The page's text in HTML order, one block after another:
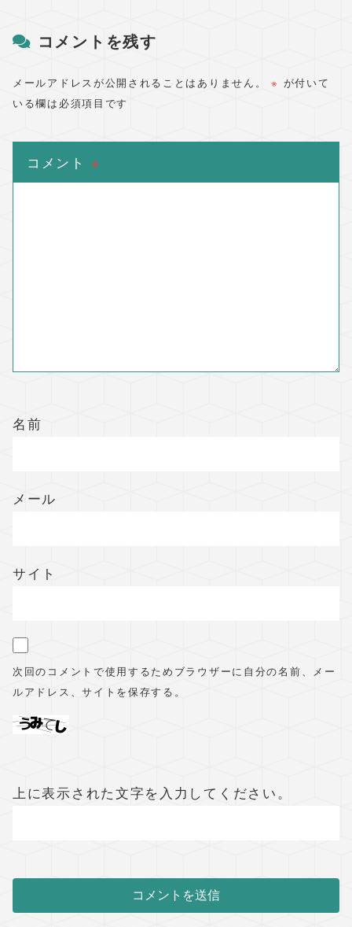
コメントを残す
メールアドレスが公開されることはありません。 ※ が付いて
いる欄は必須項目です
コメント ※
名前
メール
サイト
次回のコメントで使用するためブラウザーに自分の名前、メー
ルアドレス、サイトを保存する。
上に表示された文字を入力してください。